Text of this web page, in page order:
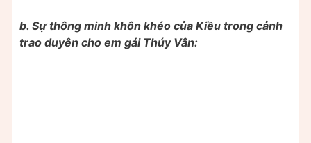
b. Sự thông minh khôn khéo của Kiều trong cảnh
trao duyên cho em gái Thúy Vân: